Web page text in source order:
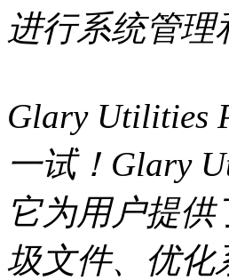
进行系统管理
Glary Utilities
一试！Glary
它为用户提
圾文件、优化